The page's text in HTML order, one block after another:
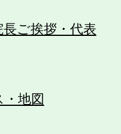
ご挨拶・代表
地図